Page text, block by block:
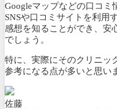
Googleマップなどの口コ
SNSや口コミサイトを利用
感想を知ることができ、安
でしょう。
特に、実際にそのクリニッ
参考になる点が多いと思い
佐藤